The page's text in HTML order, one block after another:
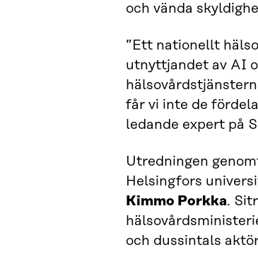
och vända
”Ett nationellt
utnyttjandet av AI
får vi inte de
ledande expert på
Utredningen
Helsingfors
Kimmo Porkka.
och dussintals